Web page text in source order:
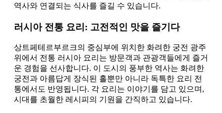
역사와 연결되는 식사를 즐길 수 있습니다.
러시아 전통 요리: 고전적인 맛을 즐기다
상트페테르부르크의 중심부에 위치한 화려한 궁전 광주
위에서 전통 러시아 요리는 방문객과 관광객들에게 즐거
운 경험을 선사합니다. 이 도시의 풍부한 역사는 화려한
궁전과 아름답게 장식된 홀뿐만 아니라 독특한 요리 전
통에서도 반영됩니다. 각 요리는 이야기를 담고 있으며,
시대를 초월한 레시피의 기원을 간직하고 있습니다.